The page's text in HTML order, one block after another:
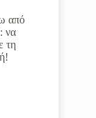
από
να
τη